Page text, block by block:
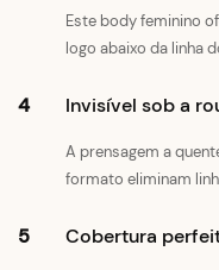
Este body feminino
logo abaixo da linha
4 Invisível sob a
A prensagem a
formato eliminam
5 Cobertura